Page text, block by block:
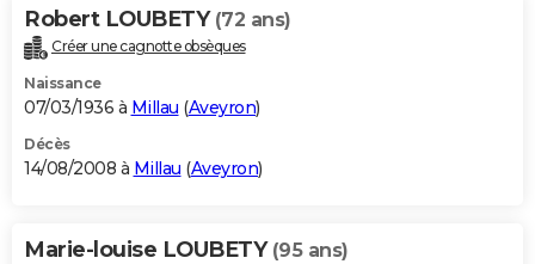
Robert LOUBETY (72 ans)
Créer une cagnotte obsèques
Naissance
07/03/1936 à Millau (Aveyron)
Décès
14/08/2008 à Millau (Aveyron)
Marie-louise LOUBETY (95 ans)